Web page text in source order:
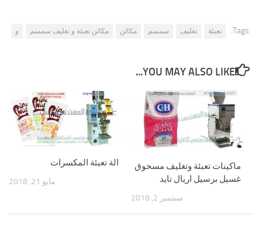
Tags: تعبئة تغليف سمسم مكائن مكائن تعبئة و تغليف سمسم و
YOU MAY ALSO LIKE...
الة تعبئة المكسرات
مايو 21, 2018
ماكينات تعبئة وتغليف مسحوق
غسيل برسيل اريال تايد
سبتمبر 2, 2018